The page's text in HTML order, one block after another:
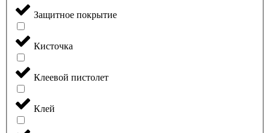
Защитное покрытие
Кисточка
Клеевой пистолет
Клей